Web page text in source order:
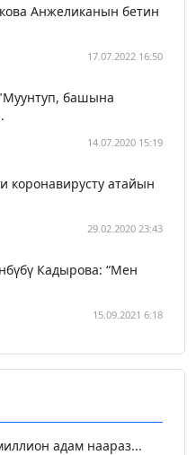
Анжеликанын бетин
17.07.2022 16:50
башына
14.07.2020 15:19
коронавирусту атайын
29.02.2020 23:43
Кадырова: “Мен
15.09.2021 6:18
адам наараз...